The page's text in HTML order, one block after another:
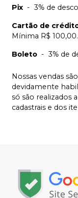
Pix - 3% de
Cartão de
Mínima R$ 100,00.
Boleto - 3% de
Nossas vendas
devidamente
só são realizados
cadastrais e dos